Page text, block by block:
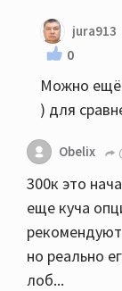
jura913
0
Можно ещё
) для
Obelix
300к это
еще куча
но реально
лоб...